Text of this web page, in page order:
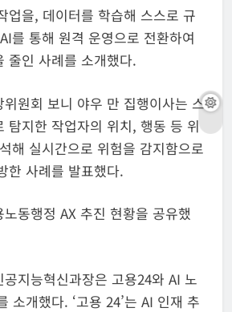
업을, 데이터를 학습해 스스로 규
를 통해 원격 운영으로 전환하여
줄인 사례를 소개했다.
원회 보니 야우 만 집행이사는 스
탐지한 작업자의 위치, 행동 등 위
해 실시간으로 위험을 감지함으로
한 사례를 발표했다.
동행정 AX 추진 현황을 공유했
지능혁신과장은 고용24와 AI 노
소개했다. ‘고용 24’는 AI 인재 추